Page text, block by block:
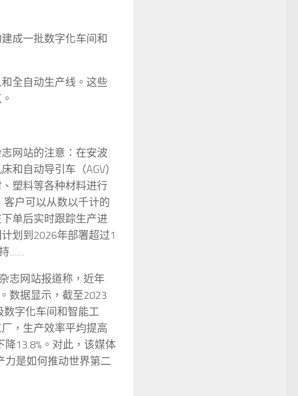
成一批数字化车间和
全自动生产线。这些
网站的注意：在安波
和自动导引车（AGV）
塑料等各种材料进行
客户可以从数以千计的
单后实时跟踪生产进
划到2026年部署超过1
……
志网站报道称，近年
数据显示，截至2023
字化车间和智能工
，生产效率平均提高
13.8%。对此，该媒体
力是如何推动世界第二